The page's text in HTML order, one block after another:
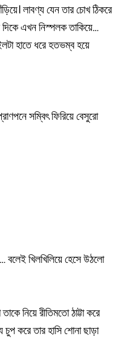
লাবণ্য যেন তার চোখ ঠিকরে
এখন নিস্পলক তাকিয়ে…
হাতে ধরে হতভম্ব হয়ে
সম্বিৎ ফিরিয়ে বেসুরো
খিলখিলিয়ে হেসে উঠলো
নিয়ে রীতিমতো ঠাট্টা করে
করে তার হাসি শোনা ছাড়া